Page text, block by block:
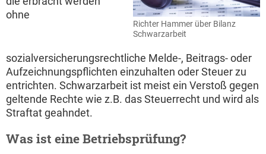
Richter Hammer über Bilanz
Schwarzarbeit
ohne
sozialversicherungsrechtliche Melde-, Beitrags- oder
Aufzeichnungspflichten einzuhalten oder Steuer zu
entrichten. Schwarzarbeit ist meist ein Verstoß gegen
geltende Rechte wie z.B. das Steuerrecht und wird als
Straftat geahndet.
Was ist eine Betriebsprüfung?